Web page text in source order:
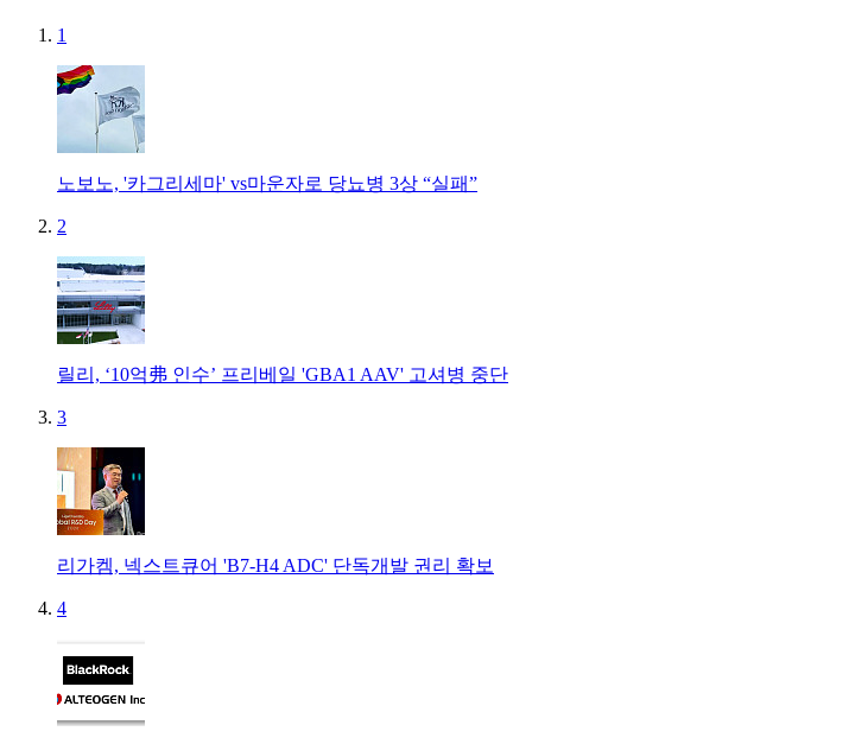
1
노보노, '카그리세마' vs마운자로 당뇨병 3상 “실패”
2
릴리, ‘10억弗 인수’ 프리베일 'GBA1 AAV' 고셔병 중단
3
리가켐, 넥스트큐어 'B7-H4 ADC' 단독개발 권리 확보
4